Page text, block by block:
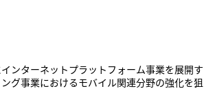
ンターネットプラットフォーム事業を展開
グ事業におけるモバイル関連分野の強化を